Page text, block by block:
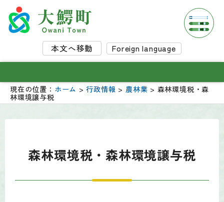
本文へ移動 Foreign language
現在の位置： ホーム >行政情報 > 農林業 > 森林環境税・森
林環境譲与税
森林環境税・森林環境譲与税